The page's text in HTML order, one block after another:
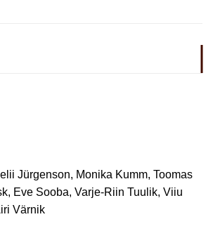
Jürgenson, Monika Kumm, Toomas
Eve Sooba, Varje-Riin Tuulik, Viiu
Värnik